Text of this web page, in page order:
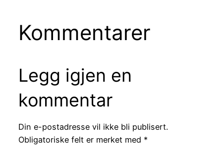
Kommentarer
Legg igjen en
kommentar
Din e-postadresse vil ikke bli publisert.
Obligatoriske felt er merket med *